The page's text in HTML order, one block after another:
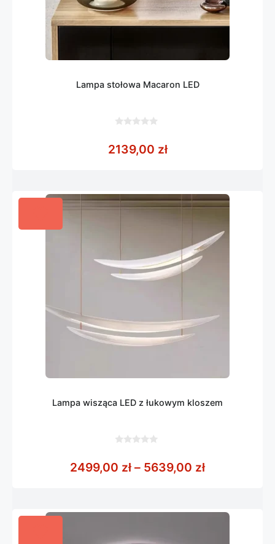
Lampa stołowa Macaron LED
5
2139,00 zł
Lampa wisząca LED z łukowym kloszem
5
2499,00 zł – 5639,00 złZakres cen: